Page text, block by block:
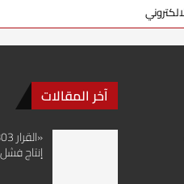
آخر المقالات
إنتاج